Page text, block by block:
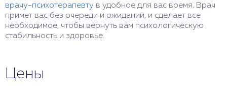
врачу-психотерапевту в удобное для вас время. Врач
примет вас без очереди и ожиданий, и сделает все
необходимое, чтобы вернуть вам психологическую
стабильность и здоровье.
Цены